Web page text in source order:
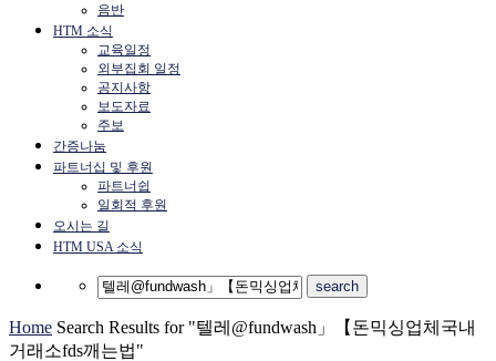
음반
HTM 소식
교육일정
외부집회 일정
공지사항
보도자료
주보
간증나눔
파트너십 및 후원
파트너쉽
일회적 후원
오시는 길
HTM USA 소식
Home Search Results for "텔레@fundwash」【돈믹싱업체국내
거래소fds깨는법"